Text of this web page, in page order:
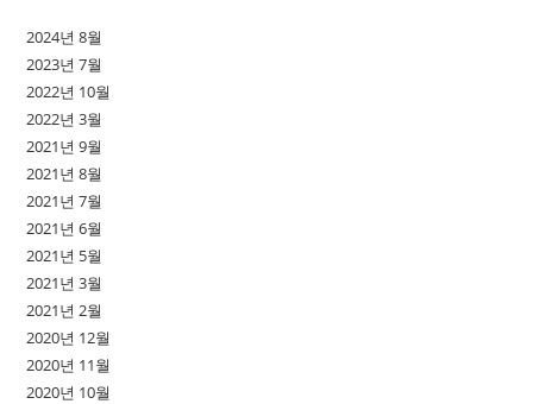
2024년 8월
2023년 7월
2022년 10월
2022년 3월
2021년 9월
2021년 8월
2021년 7월
2021년 6월
2021년 5월
2021년 3월
2021년 2월
2020년 12월
2020년 11월
2020년 10월